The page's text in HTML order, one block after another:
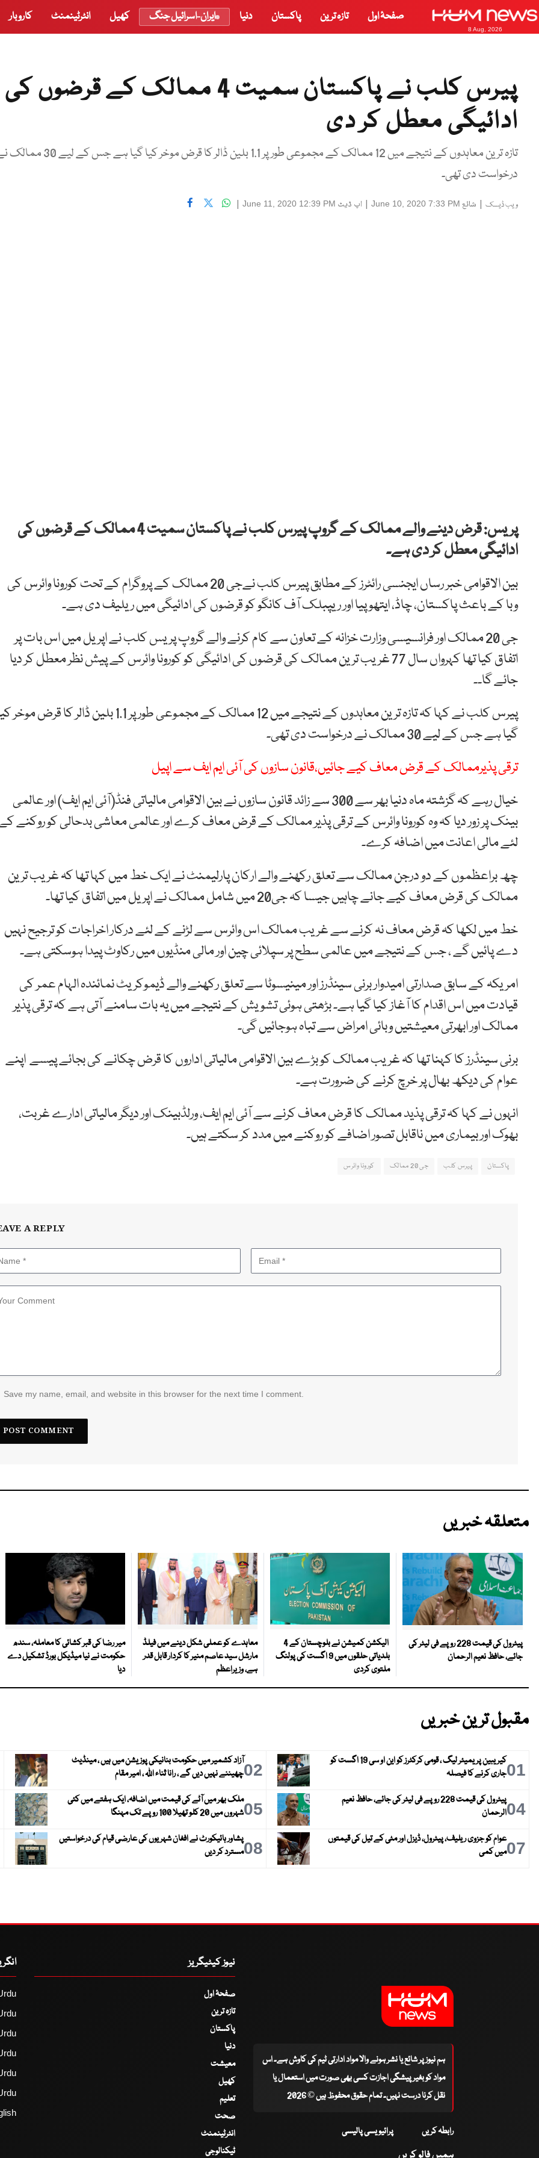
8 Aug, 2026
صفحۂ اول تازہ ترین پاکستان دنیا ایران-اسرائیل جنگ کھیل انٹرٹینمنٹ کاروبار
پیرس کلب نے پاکستان سمیت 4 ممالک کے قرضوں کی
ادائیگی معطل کر دی
تازہ ترین معاہدوں کے نتیجے میں 12 ممالک کے مجموعی طور پر 1.1 بلین ڈالر کا قرض موخر کیا گیا ہے جس
درخواست دی تھی۔
ویب ڈیسک | شائع June 10, 2020 7:33 PM
| اپ ڈیٹ June 11, 2020 12:39 PM
|
پریس: قرض دینے والے ممالک کے گروپ پیرس کلب نے پاکستان سمیت 4 ممالک کے قرضوں کی
ادائیگی معطل کر دی ہے۔
بین الاقوامی خبر رساں ایجنسی رائٹرز کے مطابق پیرس کلب نےجی 20 ممالک کے پروگرام کے تحت کورونا وائرس کی
وبا کے باعث پاکستان، چاڈ، ایتھوپیا اور ریپبلک آف کانگو کو قرضوں کی ادائیگی میں ریلیف دی ہے۔
جی 20 ممالک اور فرانسیسی وزارت خزانہ کے تعاون سے کام کرنے والے گروپ پریس کلب نے اپریل میں اس بات پر
اتفاق کیا تھا کہرواں سال 77 غریب ترین ممالک کی قرضوں کی ادائیگی کو کورونا وائرس کے پیش نظر معطل کر دیا
جائے گا۔۔
پیرس کلب نے کہا کہ تازہ ترین معاہدوں کے نتیجے میں 12 ممالک کے مجموعی طور پر 1.1 بلین ڈالر کا قرض
گیا ہے جس کے لیے 30 ممالک نے درخواست دی تھی۔
ترقی پذیرممالک کے قرض معاف کیے جائیں،قانون سازوں کی آئی ایم ایف سے اپیل
خیال رہے کہ گزشتہ ماہ دنیا بھر سے 300 سے زائد قانون سازوں نے بین الاقوامی مالیاتی فنڈ(آئی ایم ایف) اور عالمی
بینک پر زور دیا کہ وہ کورونا وائرس کے ترقی پذیر ممالک کے قرض معاف کرے اور عالمی معاشی بدحالی کو روکنے
لئے مالی اعانت میں اضافہ کرے۔
چھ براعظموں کے دو درجن ممالک سے تعلق رکھنے والے ارکان پارلیمنٹ نے ایک خط میں کہا تھا کہ غریب ترین
ممالک کی قرض معاف کیے جانے چاہیں جیسا کہ جی20 میں شامل ممالک نے اپریل میں اتفاق کیا تھا۔
خط میں لکھا کہ قرض معاف نہ کرنے سے غریب ممالک اس وائرس سے لڑنے کے لئے درکار اخراجات کو ترجیح نہیں
دے پائیں گے ، جس کے نتیجے میں عالمی سطح پر سپلائی چین اور مالی منڈیوں میں رکاوٹ پیدا ہوسکتی ہے۔
امریکہ کے سابق صدارتی امیدوار برنی سینڈرز اور مینیسوٹا سے تعلق رکھنے والے ڈیموکریٹ نمائندہ الہام عمر کی
قیادت میں اس اقدام کا آغاز کیا گیا ہے۔ بڑھتی ہوئی تشویش کے نتیجے میں یہ بات سامنے آتی ہے کہ ترقی پذیر
ممالک اور ابھرتی معیشتیں وبائی امراض سے تباہ ہوجائیں گی۔
برنی سینڈرز کا کہنا تھا کہ غریب ممالک کو بڑے بین الاقوامی مالیاتی اداروں کا قرض چکانے کی بجائے پیسے اپنے
عوام کی دیکھ بھال پر خرچ کرنے کی ضرورت ہے۔
انہوں نے کہا کہ ترقی پذید ممالک کا قرض معاف کرنے سے آئی ایم ایف، ورلڈبینک اور دیگر مالیاتی ادارے غربت،
بھوک اور بیماری میں ناقابل تصور اضافے کو روکنے میں مدد کر سکتے ہیں۔
پاکستان پیرس کلب جی 20 ممالک کورونا وائرس
A REPLY
Save my name, email, and website in this browser for the next time I comment.
متعلقہ خبریں
پیٹرول کی قیمت 228 روپے فی لیٹر کی
جائے، حافظ نعیم الرحمان
الیکشن کمیشن نے بلوچستان کے 4
بلدیاتی حلقوں میں 9 اگست کی پولنگ
ملتوی کردی
معاہدے کو عملی شکل دینے میں فیلڈ
مارشل سید عاصم منیر کا کردار قابل قدر
ہے، وزیراعظم
میر رضا کی قبر کشائی کا معاملہ، سندھ
حکومت نے نیا میڈیکل بورڈ تشکیل دے
دیا
مقبول ترین خبریں
01
کیریبین پریمیئر لیگ ، قومی کرکٹرز کو این او سی 19 اگست کو
جاری کرنے کا فیصلہ
02آزاد کشمیر میں حکومت بنانیکی پوزیشن میں ہیں ، مینڈیٹ
چھیننے نہیں دیں گے ، رانا ثناء اللہ ، امیر مقام
04
پیٹرول کی قیمت 228 روپے فی لیٹر کی جائے، حافظ نعیم
الرحمان
05ملک بھر میں آٹے کی قیمت میں اضافہ، ایک ہفتے میں کئی
شہروں میں 20 کلو تھیلا 100 روپے تک مہنگا
07عوام کو جزوی ریلیف، پیٹرول، ڈیزل اور مٹی کے تیل کی قیمتوں
میں کمی
08پشاور ہائیکورٹ نے افغان شہریوں کی عارضی قیام کی درخواستیں
مسترد کر دیں
ہم نیوز پر شائع یا نشر ہونے والا مواد ادارتی ٹیم کی کاوش ہے۔ اس
مواد کو بغیر پیشگی اجازت کسی بھی صورت میں استعمال یا
نقل کرنا درست نہیں۔ تمام حقوق محفوظ ہیں © 2026
رابطہ کریں پرائیویسی پالیسی
نیوز کیٹیگریز
صفحۂ اول
تازہ ترین
پاکستان
دنیا
معیشت
کھیل
تعلیم
صحت
انٹرٹینمنٹ
ٹیکنالوجی